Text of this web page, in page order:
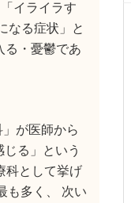
イライラす
なる症状」と
る・憂鬱であ
が医師から
る」という
科として挙げ
も多く、 次い
診療について教えて